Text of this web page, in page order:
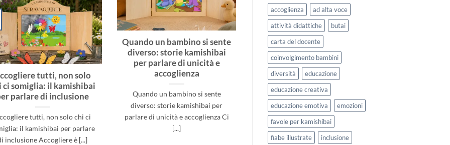
Quando un bambino si sente
diverso: storie kamishibai
per parlare di unicità e
accoglienza
Quando un bambino si sente
diverso: storie kamishibai per
parlare di unicità e accoglienza Ci
[...]
tutti, non solo
ci somiglia: il kamishibai
parlare di inclusione
tutti, non solo chi ci
il kamishibai per parlare
inclusione Accogliere è [...]
2026
lavorare
sull’accoglienza
a
scuola
accoglienza
ad alta voce
attività didattiche
butai
carta del docente
coinvolgimento bambini
diversità
educazione
educazione creativa
educazione emotiva
emozioni
favole per kamishibai
fiabe illustrate
inclusione